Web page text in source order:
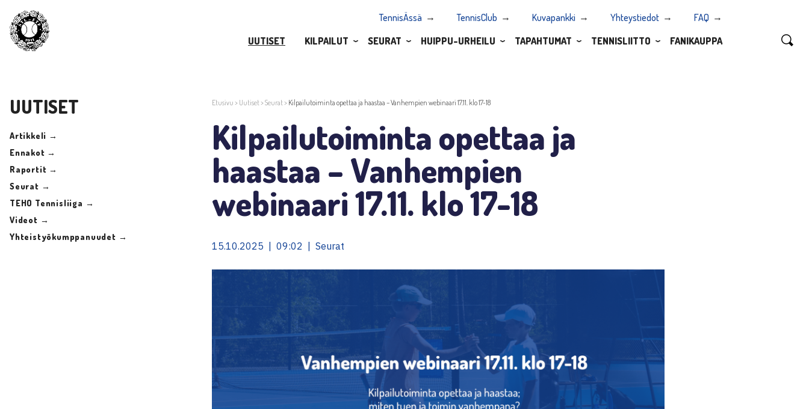
TennisÄssä TennisClub Kuvapankki Yhteystiedot
FAQ
UUTISET
KILPAILUT SEURAT HUIPPU-URHEILU TAPAHTUMAT TENNISLIITTO FANIKAUPPA
UUTISET
Artikkeli →
Ennakot →
Raportit →
Seurat →
TEHO Tennisliiga →
Videot →
Yhteistyökumppanuudet →
Etusivu > Uutiset>Seurat> Kilpailutoiminta opettaa ja haastaa – Vanhempien webinaari 17.11. klo 17-18
Kilpailutoiminta opettaa ja
haastaa – Vanhempien
webinaari 17.11. klo 17-18
15.10.2025 | 09:02 | Seurat